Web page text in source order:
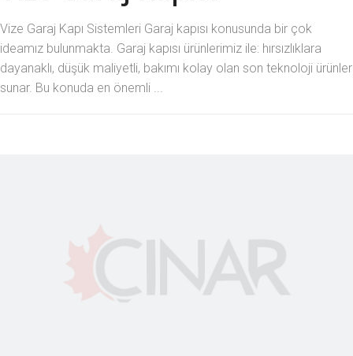
Vize Garaj Kapı Sistemleri Garaj kapısı konusunda bir çok
ideamız bulunmakta. Garaj kapısı ürünlerimiz ile: hırsızlıklara
dayanaklı, düşük maliyetli, bakımı kolay olan son teknoloji ürünler
sunar. Bu konuda en önemli ...